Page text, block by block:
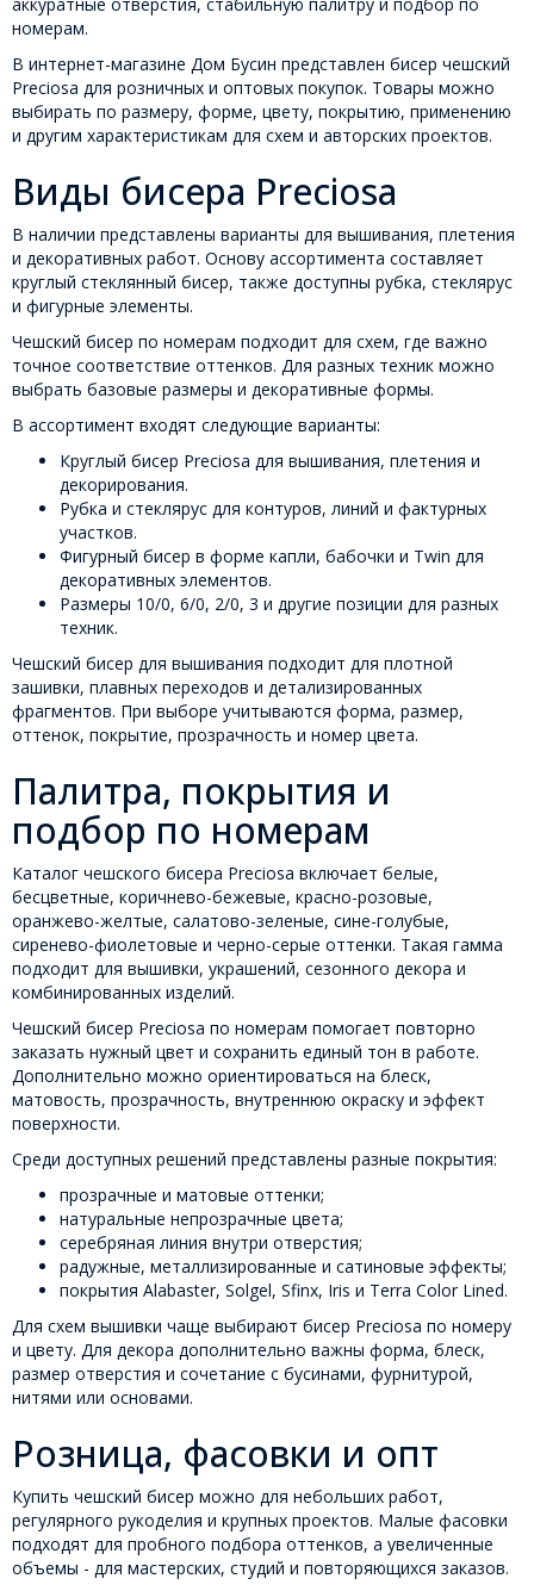
номерам.
В интернет-магазине Дом Бусин представлен бисер чешский
Preciosa для розничных и оптовых покупок. Товары можно
выбирать по размеру, форме, цвету, покрытию, применению
и другим характеристикам для схем и авторских проектов.
Виды бисера Preciosa
В наличии представлены варианты для вышивания, плетения
и декоративных работ. Основу ассортимента составляет
круглый стеклянный бисер, также доступны рубка, стеклярус
и фигурные элементы.
Чешский бисер по номерам подходит для схем, где важно
точное соответствие оттенков. Для разных техник можно
выбрать базовые размеры и декоративные формы.
В ассортимент входят следующие варианты:
Круглый бисер Preciosa для вышивания, плетения и
декорирования.
Рубка и стеклярус для контуров, линий и фактурных
участков.
Фигурный бисер в форме капли, бабочки и Twin для
декоративных элементов.
Размеры 10/0, 6/0, 2/0, 3 и другие позиции для разных
техник.
Чешский бисер для вышивания подходит для плотной
зашивки, плавных переходов и детализированных
фрагментов. При выборе учитываются форма, размер,
оттенок, покрытие, прозрачность и номер цвета.
Палитра, покрытия и
подбор по номерам
Каталог чешского бисера Preciosa включает белые,
бесцветные, коричнево-бежевые, красно-розовые,
оранжево-желтые, салатово-зеленые, сине-голубые,
сиренево-фиолетовые и черно-серые оттенки. Такая гамма
подходит для вышивки, украшений, сезонного декора и
комбинированных изделий.
Чешский бисер Preciosa по номерам помогает повторно
заказать нужный цвет и сохранить единый тон в работе.
Дополнительно можно ориентироваться на блеск,
матовость, прозрачность, внутреннюю окраску и эффект
поверхности.
Среди доступных решений представлены разные покрытия:
прозрачные и матовые оттенки;
натуральные непрозрачные цвета;
серебряная линия внутри отверстия;
радужные, металлизированные и сатиновые эффекты;
покрытия Alabaster, Solgel, Sfinx, Iris и Terra Color Lined.
Для схем вышивки чаще выбирают бисер Preciosa по номеру
и цвету. Для декора дополнительно важны форма, блеск,
размер отверстия и сочетание с бусинами, фурнитурой,
нитями или основами.
Розница, фасовки и опт
Купить чешский бисер можно для небольших работ,
регулярного рукоделия и крупных проектов. Малые фасовки
подходят для пробного подбора оттенков, а увеличенные
объемы - для мастерских, студий и повторяющихся заказов.